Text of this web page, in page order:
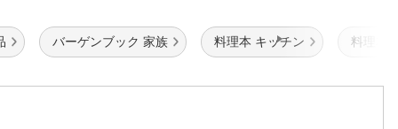
バーゲンブック 家族 料理本 キッチン 料理本